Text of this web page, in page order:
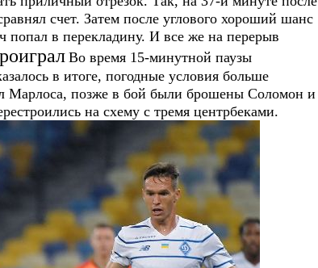
счет. Затем после углового хороший шанс
попал в перекладину. И все же на перерыв
Во время 15-минутной паузы
в итоге, погодные условия больше
Марлоса, позже в бой были брошены Соломон и
на схему с тремя центрбеками.